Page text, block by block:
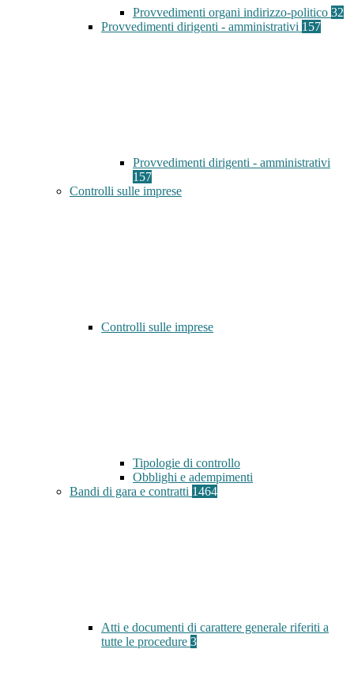
Provvedimenti organi indirizzo-politico 32
Provvedimenti dirigenti - amministrativi 157
Provvedimenti dirigenti - amministrativi
157
Controlli sulle imprese
Controlli sulle imprese
Tipologie di controllo
Obblighi e adempimenti
Bandi di gara e contratti 1464
Atti e documenti di carattere generale riferiti a
tutte le procedure 3